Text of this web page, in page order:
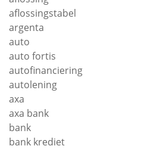
aflossingstabel
argenta
auto
auto fortis
autofinanciering
autolening
axa
axa bank
bank
bank krediet